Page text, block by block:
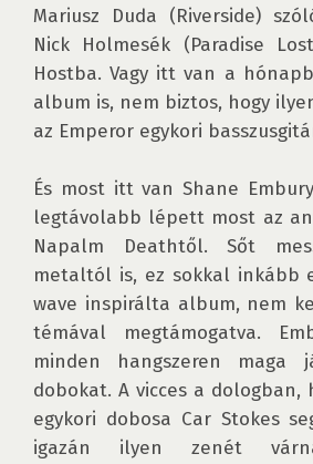
Mariusz Duda (Riverside)
Nick Holmesék (Paradise
Hostba. Vagy itt van a
album is, nem biztos, hogy
az Emperor egykori
És most itt van Shane
legtávolabb lépett most az
Napalm Deathtől. Sőt
metaltól is, ez sokkal inkább
wave inspirálta album, nem
témával megtámogatva.
minden hangszeren maga
dobokat. A vicces a
egykori dobosa Car Stokes
igazán ilyen zenét